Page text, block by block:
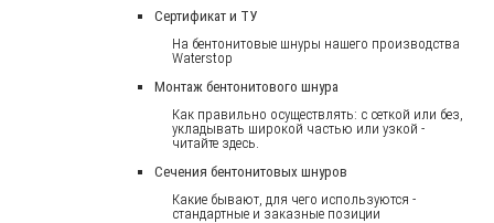
Сертификат и ТУ
На бентонитовые шнуры нашего производства
Waterstop
Монтаж бентонитового шнура
Как правильно осуществлять: с сеткой или без,
укладывать широкой частью или узкой -
читайте здесь.
Сечения бентонитовых шнуров
Какие бывают, для чего используются -
стандартные и заказные позиции